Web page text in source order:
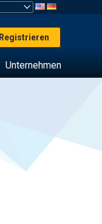
Registrieren
Unternehmen